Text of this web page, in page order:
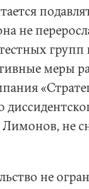
не
групп
меры
Лимонов, не
не